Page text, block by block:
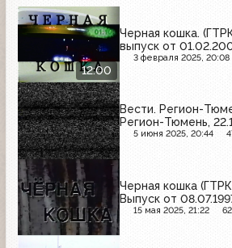
12:00
Черная кошка.
выпуск от
3 февраля 2025, 20:08
Вести. Регион-
Регион-Тюмень,
5 июня 2025, 20:44
Черная кошка
Выпуск от
15 мая 2025, 21:22